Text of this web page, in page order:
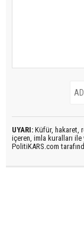
UYARI: Küfür, hakaret,
içeren, imla kuralları ile
PolitiKARS.com